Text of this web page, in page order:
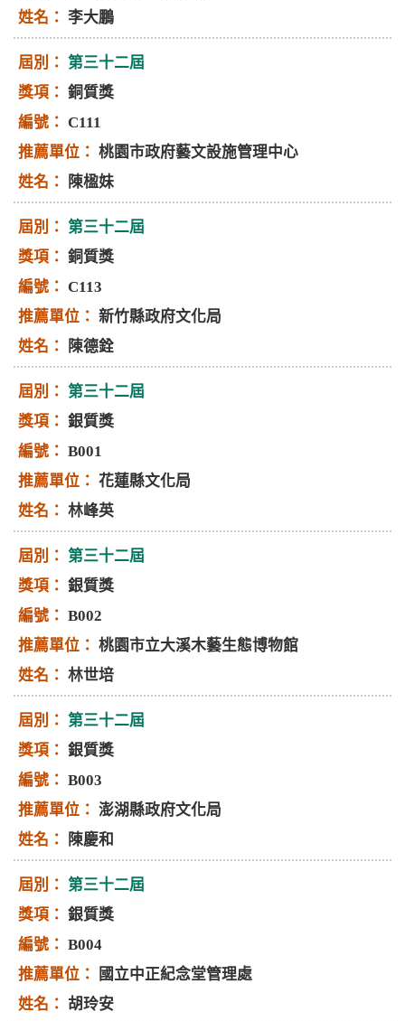
李大鵬
第三十二屆
銅質獎
C111
桃園市政府藝文設施管理中心
陳楹妹
第三十二屆
銅質獎
C113
新竹縣政府文化局
陳德銓
第三十二屆
銀質獎
B001
花蓮縣文化局
林峰英
第三十二屆
銀質獎
B002
桃園市立大溪木藝生態博物館
林世培
第三十二屆
銀質獎
B003
澎湖縣政府文化局
陳慶和
第三十二屆
銀質獎
B004
國立中正紀念堂管理處
胡玲安